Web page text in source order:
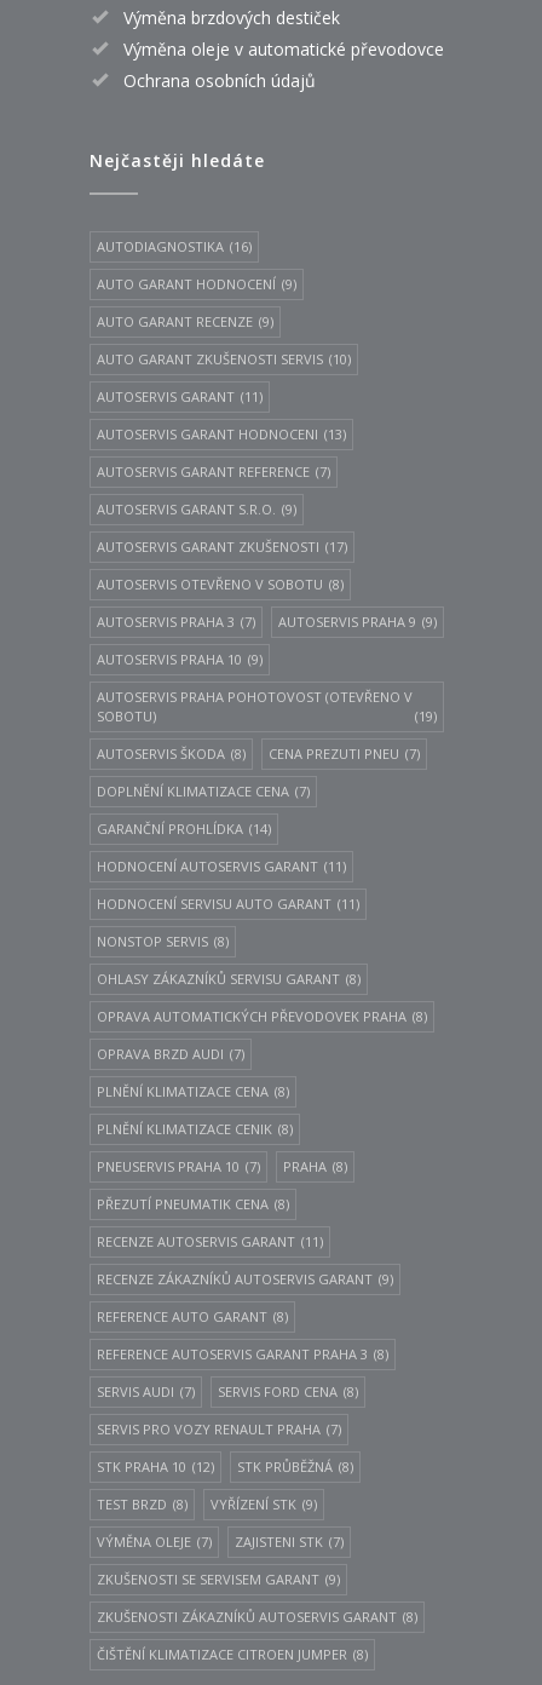
Výměna brzdových destiček
Výměna oleje v automatické převodovce
Ochrana osobních údajů
Nejčastěji hledáte
AUTODIAGNOSTIKA (16)
AUTO GARANT HODNOCENÍ (9)
AUTO GARANT RECENZE (9)
AUTO GARANT ZKUŠENOSTI SERVIS (10)
AUTOSERVIS GARANT (11)
AUTOSERVIS GARANT HODNOCENI (13)
AUTOSERVIS GARANT REFERENCE (7)
AUTOSERVIS GARANT S.R.O. (9)
AUTOSERVIS GARANT ZKUŠENOSTI (17)
AUTOSERVIS OTEVŘENO V SOBOTU (8)
AUTOSERVIS PRAHA 3 (7) AUTOSERVIS PRAHA 9 (9)
AUTOSERVIS PRAHA 10 (9)
AUTOSERVIS PRAHA POHOTOVOST (OTEVŘENO V
SOBOTU)
(19)
AUTOSERVIS ŠKODA (8) CENA PREZUTI PNEU (7)
DOPLNĚNÍ KLIMATIZACE CENA (7)
GARANČNÍ PROHLÍDKA (14)
HODNOCENÍ AUTOSERVIS GARANT (11)
HODNOCENÍ SERVISU AUTO GARANT (11)
NONSTOP SERVIS (8)
OHLASY ZÁKAZNÍKŮ SERVISU GARANT (8)
OPRAVA AUTOMATICKÝCH PŘEVODOVEK PRAHA (8)
OPRAVA BRZD AUDI (7)
PLNĚNÍ KLIMATIZACE CENA (8)
PLNĚNÍ KLIMATIZACE CENIK (8)
PNEUSERVIS PRAHA 10 (7) PRAHA (8)
PŘEZUTÍ PNEUMATIK CENA (8)
RECENZE AUTOSERVIS GARANT (11)
RECENZE ZÁKAZNÍKŮ AUTOSERVIS GARANT (9)
REFERENCE AUTO GARANT (8)
REFERENCE AUTOSERVIS GARANT PRAHA 3 (8)
SERVIS AUDI (7) SERVIS FORD CENA (8)
SERVIS PRO VOZY RENAULT PRAHA (7)
STK PRAHA 10 (12) STK PRŮBĚŽNÁ (8)
TEST BRZD (8) VYŘÍZENÍ STK (9)
VÝMĚNA OLEJE (7) ZAJISTENI STK (7)
ZKUŠENOSTI SE SERVISEM GARANT (9)
ZKUŠENOSTI ZÁKAZNÍKŮ AUTOSERVIS GARANT (8)
ČIŠTĚNÍ KLIMATIZACE CITROEN JUMPER (8)